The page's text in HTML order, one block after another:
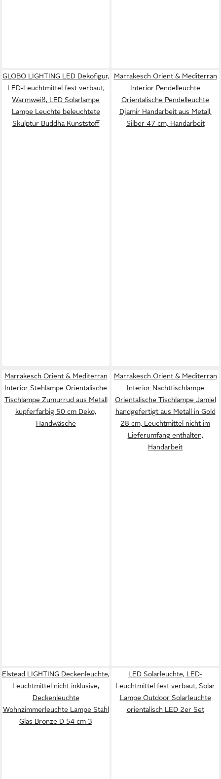
GLOBO LIGHTING LED Dekofigur,
LED-Leuchtmittel fest verbaut,
Warmweiß, LED Solarlampe
Lampe Leuchte beleuchtete
Skulptur Buddha Kunststoff
Marrakesch Orient & Mediterran
Interior Pendelleuchte
Orientalische Pendelleuchte
Djamir Handarbeit aus Metall,
Silber 47 cm, Handarbeit
Marrakesch Orient & Mediterran
Interior Stehlampe Orientalische
Tischlampe Zumurrud aus Metall
kupferfarbig 50 cm Deko,
Handwäsche
Marrakesch Orient & Mediterran
Interior Nachttischlampe
Orientalische Tischlampe Jamiel
handgefertigt aus Metall in Gold
28 cm, Leuchtmittel nicht im
Lieferumfang enthalten,
Handarbeit
Elstead LIGHTING Deckenleuchte,
Leuchtmittel nicht inklusive,
Deckenleuchte
Wohnzimmerleuchte Lampe Stahl
Glas Bronze D 54 cm 3
LED Solarleuchte, LED-
Leuchtmittel fest verbaut, Solar
Lampe Outdoor Solarleuchte
orientalisch LED 2er Set